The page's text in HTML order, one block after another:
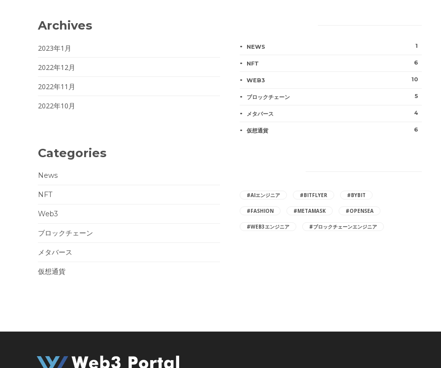
Archives
2023年1月
2022年12月
2022年11月
2022年10月
Categories
News
NFT
Web3
ブロックチェーン
メタバース
仮想通貨
NEWS 1
NFT 6
WEB3 10
ブロックチェーン 5
メタバース 4
仮想通貨 6
#AIエンジニア #BITFLYER #BYBIT
#FASHION #METAMASK #OPENSEA
#WEB3エンジニア #ブロックチェーンエンジニア